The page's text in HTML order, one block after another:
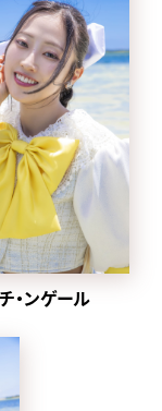
・ンゲール